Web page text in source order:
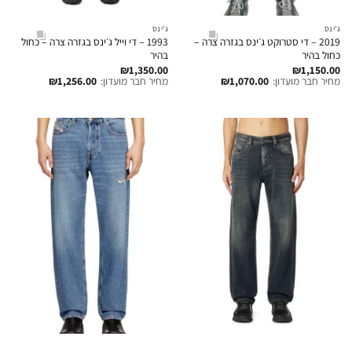
ג'ינס
2019 – די סטרוקט ג׳ינס בגזרה צרה –
כחול בהיר
₪1,150.00
מחיר חבר מועדון: ₪1,070.00
ג'ינס
1993 – די וייל ג׳ינס בגזרה צרה – כחול
בהיר
₪1,350.00
מחיר חבר מועדון: ₪1,256.00